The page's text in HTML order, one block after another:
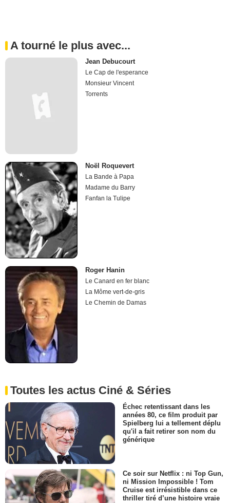
A tourné le plus avec...
Jean Debucourt
Le Cap de l'esperance
Monsieur Vincent
Torrents
Noël Roquevert
La Bande à Papa
Madame du Barry
Fanfan la Tulipe
Roger Hanin
Le Canard en fer blanc
La Môme vert-de-gris
Le Chemin de Damas
Toutes les actus Ciné & Séries
Échec retentissant dans les
années 80, ce film produit par
Spielberg lui a tellement déplu
qu'il a fait retirer son nom du
générique
Ce soir sur Netflix : ni Top Gun,
ni Mission Impossible ! Tom
Cruise est irrésistible dans ce
thriller tiré d’une histoire vraie